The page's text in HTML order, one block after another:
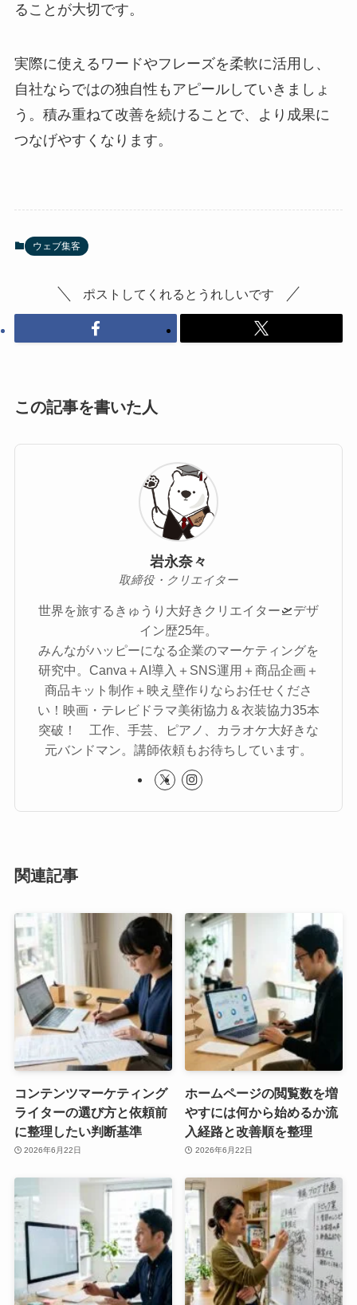
ることが大切です。
実際に使えるワードやフレーズを柔軟に活用し、
自社ならではの独自性もアピールしていきましょ
う。積み重ねて改善を続けることで、より成果に
つなげやすくなります。
ウェブ集客
ポストしてくれるとうれしいです
この記事を書いた人
岩永奈々
取締役・クリエイター
世界を旅するきゅうり大好きクリエイター🛫デザ
イン歴25年。
みんながハッピーになる企業のマーケティングを
研究中。Canva＋AI導入＋SNS運用＋商品企画＋
商品キット制作＋映え壁作りならお任せくださ
い！映画・テレビドラマ美術協力＆衣装協力35本
突破！ 工作、手芸、ピアノ、カラオケ大好きな
元バンドマン。講師依頼もお待ちしています。
関連記事
コンテンツマーケティング
ライターの選び方と依頼前
に整理したい判断基準
2026年6月22日
ホームページの閲覧数を増
やすには何から始めるか流
入経路と改善順を整理
2026年6月22日